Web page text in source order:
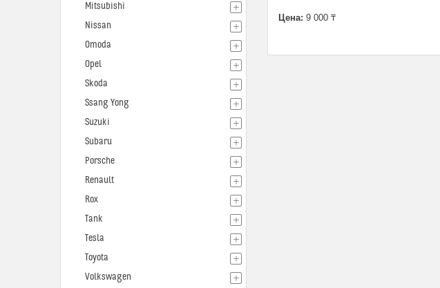
Цена: 9 000 ₸
Mitsubishi
Nissan
Omoda
Opel
Skoda
Ssang Yong
Suzuki
Subaru
Porsche
Renault
Rox
Tank
Tesla
Toyota
Volkswagen